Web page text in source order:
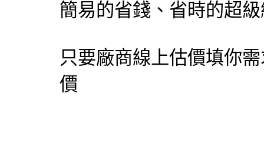
簡易的省錢、省時的超
只要廠商線上估價填你
價